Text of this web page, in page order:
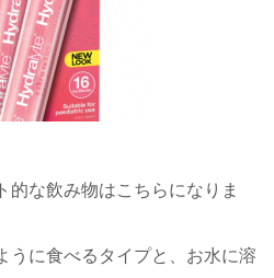
的な飲み物はこちらになりま
うに食べるタイプと、お水に溶